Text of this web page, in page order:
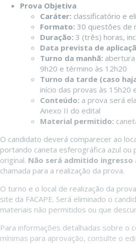
Prova Objetiva
Caráter: classificatório e
Formato: 30 questões de
Duração: 3 (três) horas,
Data prevista de
Turno da manhã:
9h20 e término às 12h20
Turno da tarde (caso
início das provas às 15h20
Conteúdo: a prova será
Anexo II do edital
Material permitido:
O candidato deverá comparecer ao
portando caneta esferográfica azul
original. Não será admitido
chamada para a realização da prova.
O turno e o local de realização da
site da FACAPE. Será eliminado o
materiais não permitidos ou que
Para informações detalhadas sobre o
mínimas para aprovação, consulte o